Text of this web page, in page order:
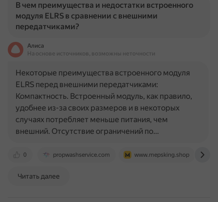
В чем преимущества и недостатки встроенного
модуля ELRS в сравнении с внешними
передатчиками?
Алиса
На основе источников, возможны неточности
0 propwashservice.com www.mepsking.shop
Некоторые преимущества встроенного модуля
ELRS перед внешними передатчиками:
Компактность. Встроенный модуль, как правило,
удобнее из-за своих размеров и в некоторых
случаях потребляет меньше питания, чем
внешний. Отсутствие ограничений по…
Читать далее